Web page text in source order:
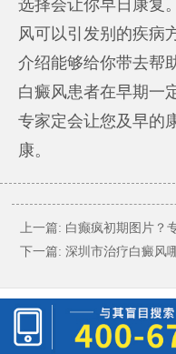
选择会让你早日康复
风可以引发别的疾病
介绍能够给你带去帮
白癜风患者在早期一
专家定会让您及早的
康。
上一篇: 白癫疯初期图片？
下一篇: 深圳市治疗白癜风